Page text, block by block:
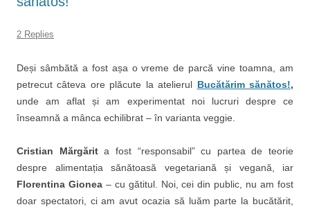
2 Replies
Deși sâmbătă a fost așa o vreme de parcă vine toamna, am
petrecut câteva ore plăcute la atelierul Bucătărim sănătos!,
unde am aflat și am experimentat noi lucruri despre ce
înseamnă a mânca echilibrat – în varianta veggie.
Cristian Mărgărita fost “responsabil” cu partea de teorie
despre alimentația sănătoasă vegetariană și vegană, iar
Florentina Gionea– cu gătitul. Noi, cei din public, nu am fost
doar spectatori, ci am avut ocazia să luăm parte la bucătărit,